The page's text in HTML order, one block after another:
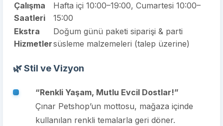
Çalışma
Saatleri
Hafta içi 10:00–19:00, Cumartesi 10:00–
15:00
Ekstra
Hizmetler
Doğum günü paketi siparişi & parti
süsleme malzemeleri (talep üzerine)
🌿 Stil ve Vizyon
“Renkli Yaşam, Mutlu Evcil Dostlar!”
Çınar Petshop’un mottosu, mağaza içinde
kullanılan renkli temalarla geri döner.